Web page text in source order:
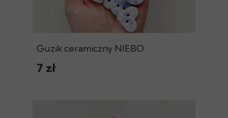
Guzik ceramiczny NIEBO
7 zł